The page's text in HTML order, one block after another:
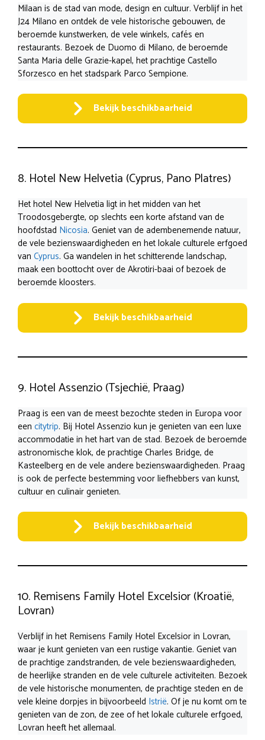
Milaan is de stad van mode, design en cultuur. Verblijf in het
J24 Milano en ontdek de vele historische gebouwen, de
beroemde kunstwerken, de vele winkels, cafés en
restaurants. Bezoek de Duomo di Milano, de beroemde
Santa Maria delle Grazie-kapel, het prachtige Castello
Sforzesco en het stadspark Parco Sempione.
Bekijk beschikbaarheid
8. Hotel New Helvetia (Cyprus, Pano Platres)
Het hotel New Helvetia ligt in het midden van het
Troodosgebergte, op slechts een korte afstand van de
hoofdstad Nicosia. Geniet van de adembenemende natuur,
de vele bezienswaardigheden en het lokale culturele erfgoed
van Cyprus. Ga wandelen in het schitterende landschap,
maak een boottocht over de Akrotiri-baai of bezoek de
beroemde kloosters.
Bekijk beschikbaarheid
9. Hotel Assenzio (Tsjechië, Praag)
Praag is een van de meest bezochte steden in Europa voor
een citytrip. Bij Hotel Assenzio kun je genieten van een luxe
accommodatie in het hart van de stad. Bezoek de beroemde
astronomische klok, de prachtige Charles Bridge, de
Kasteelberg en de vele andere bezienswaardigheden. Praag
is ook de perfecte bestemming voor liefhebbers van kunst,
cultuur en culinair genieten.
Bekijk beschikbaarheid
10. Remisens Family Hotel Excelsior (Kroatië,
Lovran)
Verblijf in het Remisens Family Hotel Excelsior in Lovran,
waar je kunt genieten van een rustige vakantie. Geniet van
de prachtige zandstranden, de vele bezienswaardigheden,
de heerlijke stranden en de vele culturele activiteiten. Bezoek
de vele historische monumenten, de prachtige steden en de
vele kleine dorpjes in bijvoorbeeld Istrië. Of je nu komt om te
genieten van de zon, de zee of het lokale culturele erfgoed,
Lovran heeft het allemaal.